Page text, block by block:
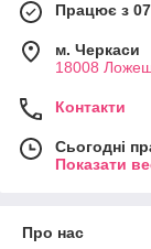
Працює з
м. Черкаси
18008
Контакти
Сьогодні
Показати
Про нас